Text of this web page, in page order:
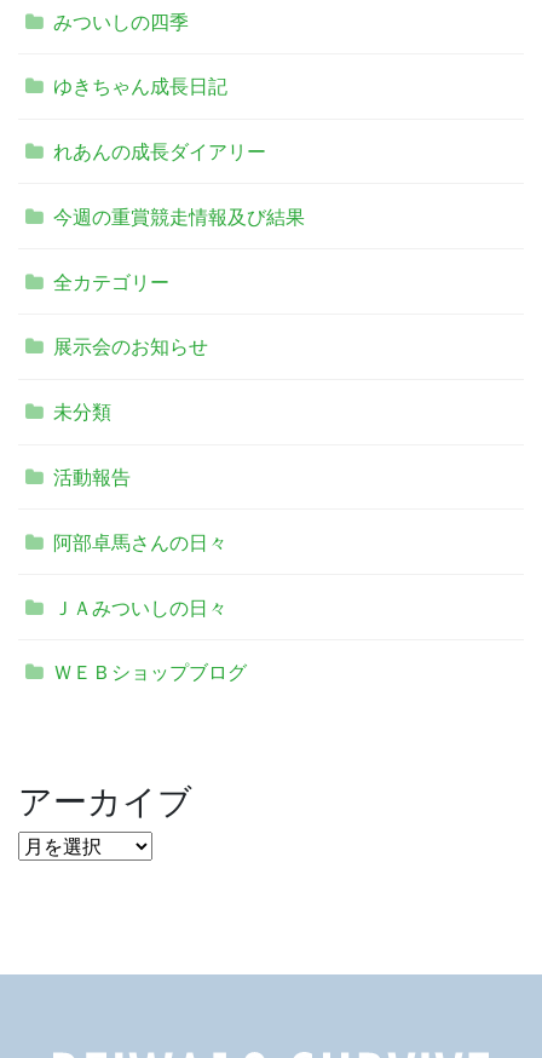
みついしの四季
ゆきちゃん成長日記
れあんの成長ダイアリー
今週の重賞競走情報及び結果
全カテゴリー
展示会のお知らせ
未分類
活動報告
阿部卓馬さんの日々
ＪＡみついしの日々
ＷＥＢショップブログ
アーカイブ
ア